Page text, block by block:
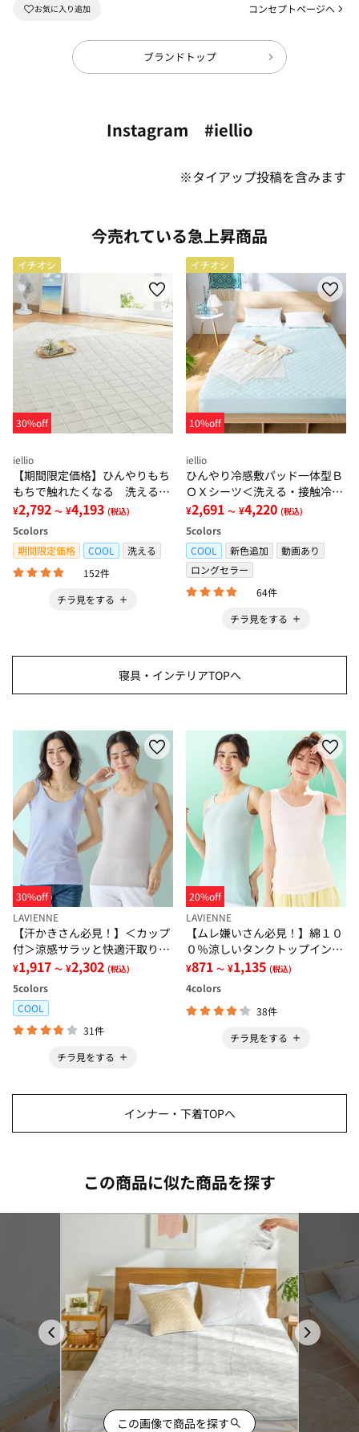
コンセプトページへ
ブランドトップ
Instagram #iellio
※タイアップ投稿を含みます
今売れている急上昇商品
イチオシ
30%off
iellio
【期間限定価格】ひんやりもち
もちで触れたくなる 洗えるラ
グ＜低反発・滑りにくい・接触
冷感・防ダニ・カーペット＞
¥2,792 ～ ¥4,193 (税込)
5colors
期間限定価格
COOL
洗える
152件
チラ見をする
イチオシ
10%off
iellio
ひんやり冷感敷パッド一体型Ｂ
ＯＸシーツ＜洗える・接触冷
感・抗菌防臭・時短・家事楽・
ボックスシーツ・寝苦しさ対策
＞
¥2,691 ～ ¥4,220 (税込)
5colors
COOL
新色追加
動画あり
ロングセラー
64件
チラ見をする
寝具・インテリアTOPへ
30%off
LAVIENNE
【汗かきさん必見！】＜カップ
付＞涼感サラッと快適汗取りタ
ンクトップインナー＜さらりラ
ボ＞
¥1,917 ～ ¥2,302 (税込)
5colors
COOL
31件
チラ見をする
20%off
LAVIENNE
【ムレ嫌いさん必見！】綿１０
０％涼しいタンクトップインナ
ー＜さらりラボ＞
¥871 ～ ¥1,135 (税込)
4colors
38件
チラ見をする
インナー・下着TOPへ
この商品に似た商品を探す
この画像で商品を探す